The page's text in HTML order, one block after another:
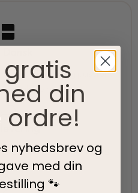
med hjerte og passion.
lokale rødder
og afsendes samme dag
bestiller.
din
nyhedsbrev og
med din
🐾